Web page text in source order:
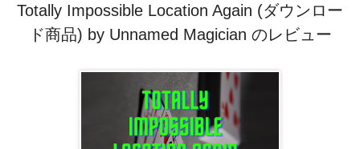
Totally Impossible Location Again (ダウンロー
ド商品) by Unnamed Magician のレビュー